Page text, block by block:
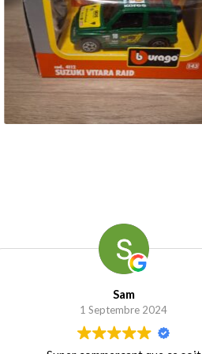
15.00 €
Ajouter au panier
Sam
1 Septembre 2024